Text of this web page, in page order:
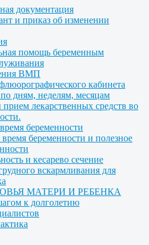
документация
и приказ об изменении
помощь беременным
ВМП
кабинета
дням, неделям, месяцам
лекарственных средств во
беременности
беременности и полезное
и кесарево сечение
вскармливания для
МАТЕРИ И РЕБЕНКА
к долголетию